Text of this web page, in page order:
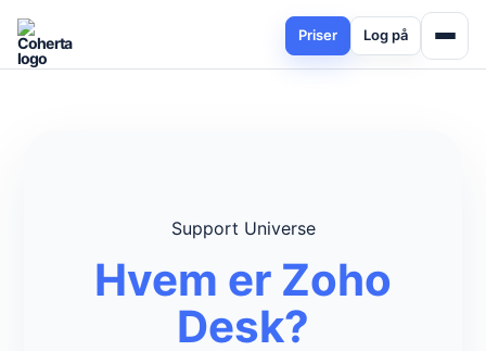
Priser Log på
Support Universe
Hvem er Zoho
Desk?